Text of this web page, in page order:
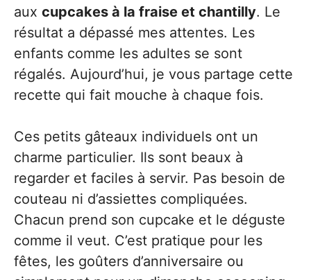
aux cupcakes à la fraise et chantilly. Le
résultat a dépassé mes attentes. Les
enfants comme les adultes se sont
régalés. Aujourd’hui, je vous partage cette
recette qui fait mouche à chaque fois.
Ces petits gâteaux individuels ont un
charme particulier. Ils sont beaux à
regarder et faciles à servir. Pas besoin de
couteau ni d’assiettes compliquées.
Chacun prend son cupcake et le déguste
comme il veut. C’est pratique pour les
fêtes, les goûters d’anniversaire ou